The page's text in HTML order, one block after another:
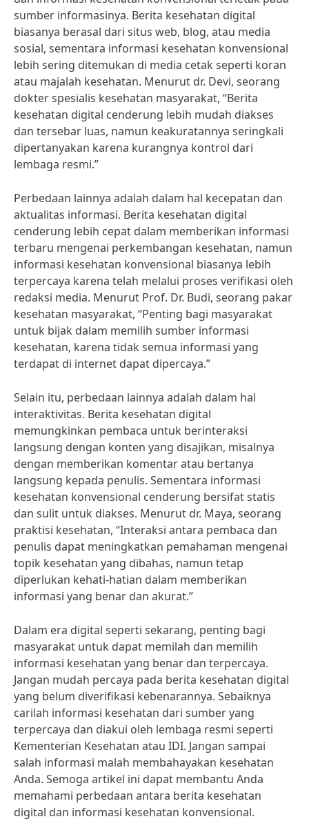
sumber informasinya. Berita kesehatan digital
biasanya berasal dari situs web, blog, atau media
sosial, sementara informasi kesehatan konvensional
lebih sering ditemukan di media cetak seperti koran
atau majalah kesehatan. Menurut dr. Devi, seorang
dokter spesialis kesehatan masyarakat, “Berita
kesehatan digital cenderung lebih mudah diakses
dan tersebar luas, namun keakuratannya seringkali
dipertanyakan karena kurangnya kontrol dari
lembaga resmi.”
Perbedaan lainnya adalah dalam hal kecepatan dan
aktualitas informasi. Berita kesehatan digital
cenderung lebih cepat dalam memberikan informasi
terbaru mengenai perkembangan kesehatan, namun
informasi kesehatan konvensional biasanya lebih
terpercaya karena telah melalui proses verifikasi oleh
redaksi media. Menurut Prof. Dr. Budi, seorang pakar
kesehatan masyarakat, “Penting bagi masyarakat
untuk bijak dalam memilih sumber informasi
kesehatan, karena tidak semua informasi yang
terdapat di internet dapat dipercaya.”
Selain itu, perbedaan lainnya adalah dalam hal
interaktivitas. Berita kesehatan digital
memungkinkan pembaca untuk berinteraksi
langsung dengan konten yang disajikan, misalnya
dengan memberikan komentar atau bertanya
langsung kepada penulis. Sementara informasi
kesehatan konvensional cenderung bersifat statis
dan sulit untuk diakses. Menurut dr. Maya, seorang
praktisi kesehatan, “Interaksi antara pembaca dan
penulis dapat meningkatkan pemahaman mengenai
topik kesehatan yang dibahas, namun tetap
diperlukan kehati-hatian dalam memberikan
informasi yang benar dan akurat.”
Dalam era digital seperti sekarang, penting bagi
masyarakat untuk dapat memilah dan memilih
informasi kesehatan yang benar dan terpercaya.
Jangan mudah percaya pada berita kesehatan digital
yang belum diverifikasi kebenarannya. Sebaiknya
carilah informasi kesehatan dari sumber yang
terpercaya dan diakui oleh lembaga resmi seperti
Kementerian Kesehatan atau IDI. Jangan sampai
salah informasi malah membahayakan kesehatan
Anda. Semoga artikel ini dapat membantu Anda
memahami perbedaan antara berita kesehatan
digital dan informasi kesehatan konvensional.